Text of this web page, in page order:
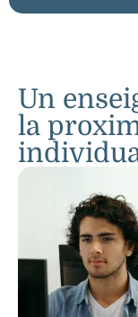
Un
la